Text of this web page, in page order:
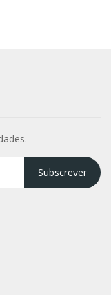
Subscrever